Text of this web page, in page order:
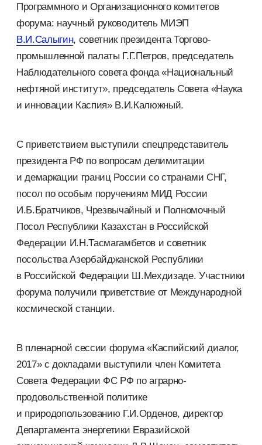
Программного и Организационного комитетов
форума: научный руководитель МИЭП
В.И.Салыгин, советник президента Торгово-
промышленной палаты Г.Г.Петров, председатель
Наблюдательного совета фонда «Национальный
нефтяной институт», председатель Совета «Наука
и инновации Каспия» В.И.Калюжный.
С приветствием выступили спецпредставитель
президента РФ по вопросам делимитации
и демаркации границ России со странами СНГ,
посол по особым поручениям МИД России
И.Б.Братчиков, Чрезвычайный и Полномочный
Посол Республики Казахстан в Российской
Федерации И.Н.Тасмагамбетов и советник
посольства Азербайджанской Республики
в Российской Федерации Ш.Мехдизаде. Участники
форума получили приветствие от Международной
космической станции.
В пленарной сессии форума «Каспийский диалог,
2017» с докладами выступили член Комитета
Совета Федерации ФС РФ по аграрно-
продовольственной политике
и природопользованию Г.И.Орденов, директор
Департамента энергетики Евразийской